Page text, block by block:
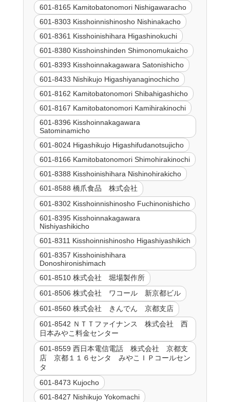
601-8165 Kamitobatonomori Nishigawaracho
601-8303 Kisshoinnishinosho Nishinakacho
601-8361 Kisshoinishihara Higashinokuchi
601-8380 Kisshoinshinden Shimonomukaicho
601-8393 Kisshoinnakagawara Satonishicho
601-8433 Nishikujo Higashiyanaginochicho
601-8162 Kamitobatonomori Shibahigashicho
601-8167 Kamitobatonomori Kamihirakinochi
601-8396 Kisshoinnakagawara
Satominamicho
601-8024 Higashikujo Higashifudanotsujicho
601-8166 Kamitobatonomori Shimohirakinochi
601-8388 Kisshoinishihara Nishinohirakicho
601-8588 橋爪食品 株式会社
601-8302 Kisshoinnishinosho Fuchinonishicho
601-8395 Kisshoinnakagawara
Nishiyashikicho
601-8311 Kisshoinnishinosho Higashiyashikich
601-8357 Kisshoinishihara
Donoshironishimach
601-8510 株式会社 堀場製作所
601-8506 株式会社 ワコール 新京都ビル
601-8560 株式会社 きんでん 京都支店
601-8542 ＮＴＴファイナンス 株式会社 西
日本みやこ料金センター
601-8559 西日本電信電話 株式会社 京都支
店 京都１１６センタ みやこＩＰコールセン
タ
601-8473 Kujocho
601-8427 Nishikujo Yokomachi